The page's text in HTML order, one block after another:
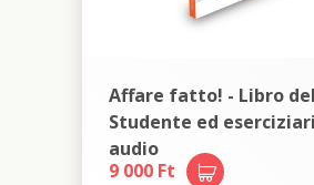
Affare fatto! - Libro
Studente ed
audio
9 000 Ft